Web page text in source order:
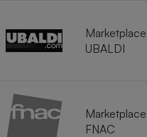
Marketplace
UBALDI
Marketplace
FNAC